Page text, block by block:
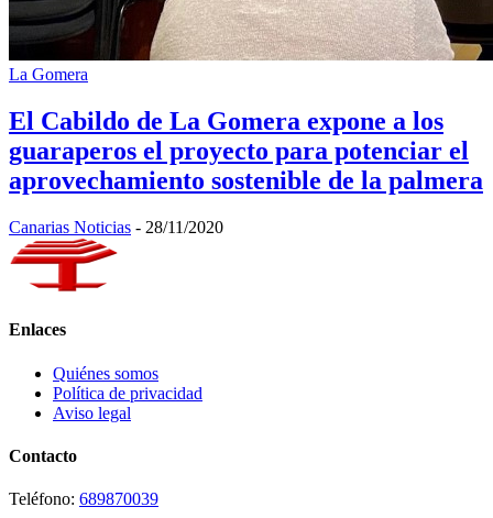
La Gomera
El Cabildo de La Gomera expone a los
guaraperos el proyecto para potenciar el
aprovechamiento sostenible de la palmera
Canarias Noticias - 28/11/2020
Enlaces
Quiénes somos
Política de privacidad
Aviso legal
Contacto
Teléfono: 689870039